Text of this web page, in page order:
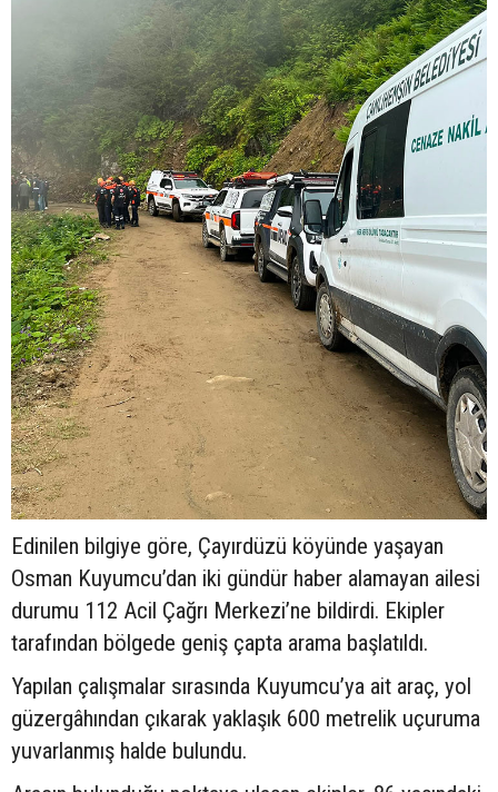
Edinilen bilgiye göre, Çayırdüzü köyünde yaşayan
Osman Kuyumcu’dan iki gündür haber alamayan ailesi
durumu 112 Acil Çağrı Merkezi’ne bildirdi. Ekipler
tarafından bölgede geniş çapta arama başlatıldı.
Yapılan çalışmalar sırasında Kuyumcu’ya ait araç, yol
güzergâhından çıkarak yaklaşık 600 metrelik uçuruma
yuvarlanmış halde bulundu.